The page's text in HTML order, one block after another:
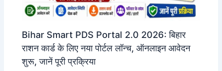
Bihar Smart PDS Portal 2.0 2026: बिहार
राशन कार्ड के लिए नया पोर्टल लॉन्च, ऑनलाइन आवेदन
शुरू, जानें पूरी प्रक्रिया